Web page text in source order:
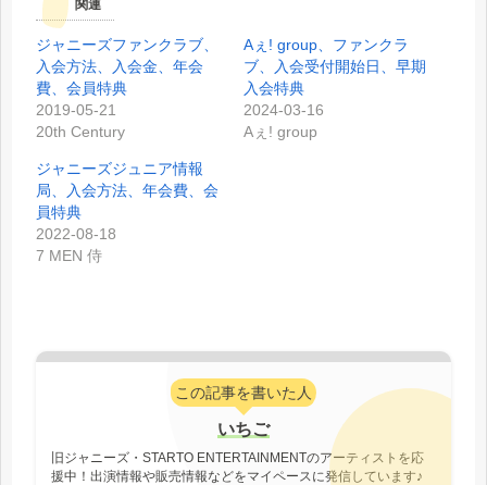
関連
ジャニーズファンクラブ、
入会方法、入会金、年会
費、会員特典
2019-05-21
20th Century
Aぇ! group、ファンクラ
ブ、入会受付開始日、早期
入会特典
2024-03-16
Aぇ! group
ジャニーズジュニア情報
局、入会方法、年会費、会
員特典
2022-08-18
7 MEN 侍
この記事を書いた人
いちご
旧ジャニーズ・STARTO ENTERTAINMENTのアーティストを応
援中！出演情報や販売情報などをマイペースに発信しています♪